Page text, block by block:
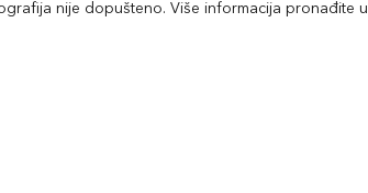
nije dopušteno. Više informacija pronađite u